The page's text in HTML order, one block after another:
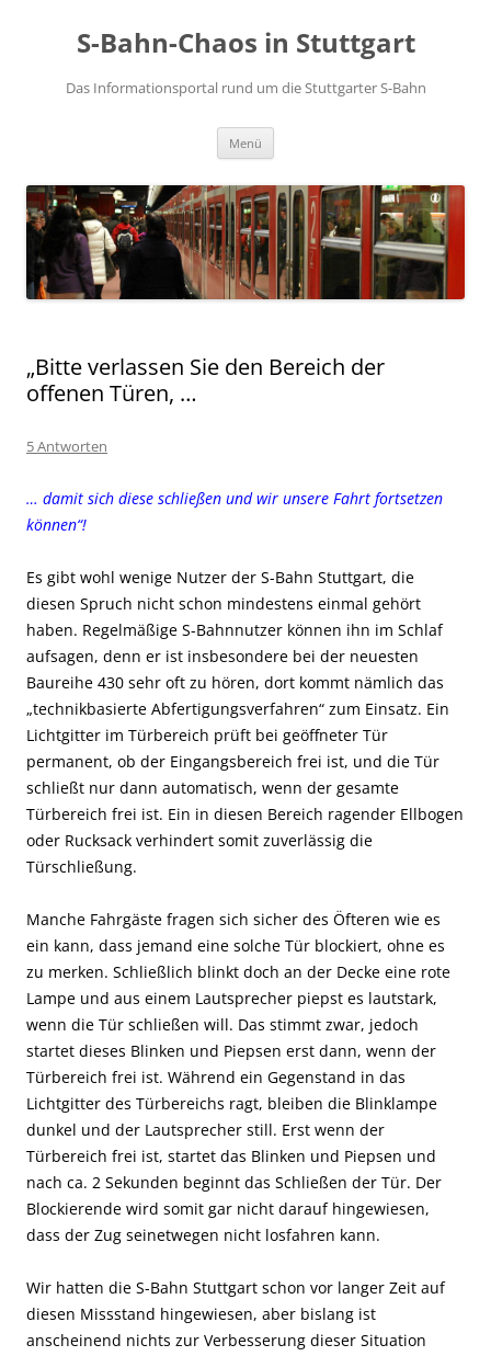
S-Bahn-Chaos in Stuttgart
Das Informationsportal rund um die Stuttgarter S-Bahn
Menü
„Bitte verlassen Sie den Bereich der
offenen Türen, …
5 Antworten
… damit sich diese schließen und wir unsere Fahrt fortsetzen
können“!
Es gibt wohl wenige Nutzer der S-Bahn Stuttgart, die
diesen Spruch nicht schon mindestens einmal gehört
haben. Regelmäßige S-Bahnnutzer können ihn im Schlaf
aufsagen, denn er ist insbesondere bei der neuesten
Baureihe 430 sehr oft zu hören, dort kommt nämlich das
„technikbasierte Abfertigungsverfahren“ zum Einsatz. Ein
Lichtgitter im Türbereich prüft bei geöffneter Tür
permanent, ob der Eingangsbereich frei ist, und die Tür
schließt nur dann automatisch, wenn der gesamte
Türbereich frei ist. Ein in diesen Bereich ragender Ellbogen
oder Rucksack verhindert somit zuverlässig die
Türschließung.
Manche Fahrgäste fragen sich sicher des Öfteren wie es
ein kann, dass jemand eine solche Tür blockiert, ohne es
zu merken. Schließlich blinkt doch an der Decke eine rote
Lampe und aus einem Lautsprecher piepst es lautstark,
wenn die Tür schließen will. Das stimmt zwar, jedoch
startet dieses Blinken und Piepsen erst dann, wenn der
Türbereich frei ist. Während ein Gegenstand in das
Lichtgitter des Türbereichs ragt, bleiben die Blinklampe
dunkel und der Lautsprecher still. Erst wenn der
Türbereich frei ist, startet das Blinken und Piepsen und
nach ca. 2 Sekunden beginnt das Schließen der Tür. Der
Blockierende wird somit gar nicht darauf hingewiesen,
dass der Zug seinetwegen nicht losfahren kann.
Wir hatten die S-Bahn Stuttgart schon vor langer Zeit auf
diesen Missstand hingewiesen, aber bislang ist
anscheinend nichts zur Verbesserung dieser Situation